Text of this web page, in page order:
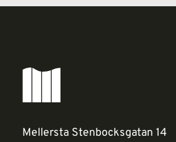
Mellersta Stenbocksgatan 14